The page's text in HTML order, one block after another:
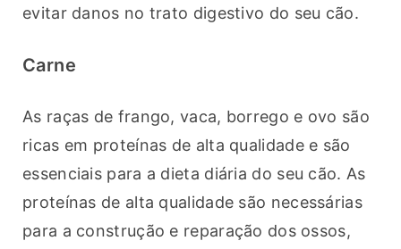
evitar danos no trato digestivo do seu cão.
Carne
As raças de frango, vaca, borrego e ovo são
ricas em proteínas de alta qualidade e são
essenciais para a dieta diária do seu cão. As
proteínas de alta qualidade são necessárias
para a construção e reparação dos ossos,